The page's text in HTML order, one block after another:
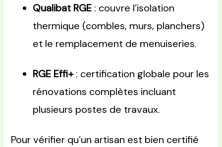
Qualibat RGE : couvre l’isolation
thermique (combles, murs, planchers)
et le remplacement de menuiseries.
RGE Effi+: certification globale pour les
rénovations complètes incluant
plusieurs postes de travaux.
Pour vérifier qu’un artisan est bien certifié